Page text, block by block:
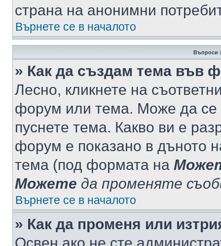
страна на анонимни
Върнете се в началото
Въпроси
» Как да създам тема във
Лесно, кликнете на
форум или тема. Може да се
пуснете тема. Какво ви е
форум е показано в дъното
тема (под формата на
Можете да променяте
Върнете се в началото
» Как да променя или